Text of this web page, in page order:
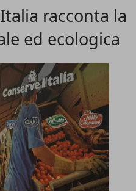
imbottigliamento,
– attraverso le
racconta la
ed ecologica